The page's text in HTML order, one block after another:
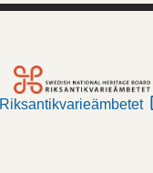
Riksantikvarieämbetet